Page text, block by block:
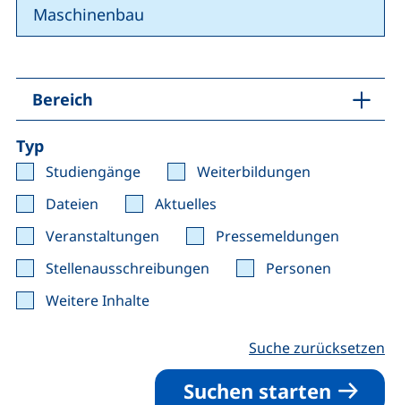
Bereich
Typ
Studiengänge
Weiterbildungen
Dateien
Aktuelles
Veranstaltungen
Pressemeldungen
Stellenausschreibungen
Personen
Weitere Inhalte
Suche zurücksetzen
Suchen starten